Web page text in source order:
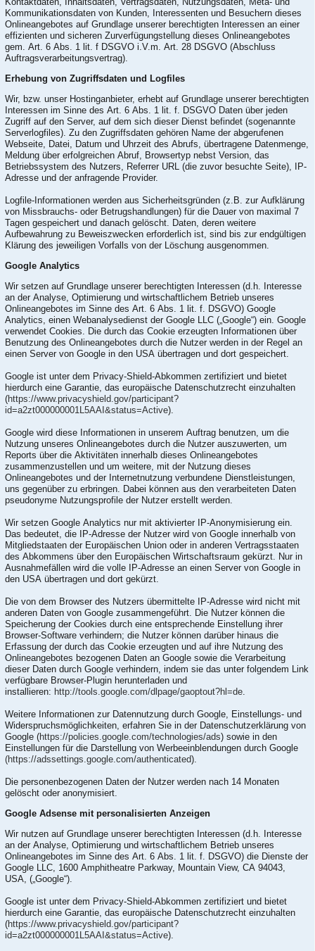
Kommunikationsdaten von Kunden, Interessenten und Besuchern dieses
Onlineangebotes auf Grundlage unserer berechtigten Interessen an einer
effizienten und sicheren Zurverfügungstellung dieses Onlineangebotes
gem. Art. 6 Abs. 1 lit. f DSGVO i.V.m. Art. 28 DSGVO (Abschluss
Auftragsverarbeitungsvertrag).
Erhebung von Zugriffsdaten und Logfiles
Wir, bzw. unser Hostinganbieter, erhebt auf Grundlage unserer berechtigten
Interessen im Sinne des Art. 6 Abs. 1 lit. f. DSGVO Daten über jeden
Zugriff auf den Server, auf dem sich dieser Dienst befindet (sogenannte
Serverlogfiles). Zu den Zugriffsdaten gehören Name der abgerufenen
Webseite, Datei, Datum und Uhrzeit des Abrufs, übertragene Datenmenge,
Meldung über erfolgreichen Abruf, Browsertyp nebst Version, das
Betriebssystem des Nutzers, Referrer URL (die zuvor besuchte Seite), IP-
Adresse und der anfragende Provider.
Logfile-Informationen werden aus Sicherheitsgründen (z.B. zur Aufklärung
von Missbrauchs- oder Betrugshandlungen) für die Dauer von maximal 7
Tagen gespeichert und danach gelöscht. Daten, deren weitere
Aufbewahrung zu Beweiszwecken erforderlich ist, sind bis zur endgültigen
Klärung des jeweiligen Vorfalls von der Löschung ausgenommen.
Google Analytics
Wir setzen auf Grundlage unserer berechtigten Interessen (d.h. Interesse
an der Analyse, Optimierung und wirtschaftlichem Betrieb unseres
Onlineangebotes im Sinne des Art. 6 Abs. 1 lit. f. DSGVO) Google
Analytics, einen Webanalysedienst der Google LLC („Google“) ein. Google
verwendet Cookies. Die durch das Cookie erzeugten Informationen über
Benutzung des Onlineangebotes durch die Nutzer werden in der Regel an
einen Server von Google in den USA übertragen und dort gespeichert.
Google ist unter dem Privacy-Shield-Abkommen zertifiziert und bietet
hierdurch eine Garantie, das europäische Datenschutzrecht einzuhalten
(https://www.privacyshield.gov/participant?
id=a2zt000000001L5AAI&status=Active).
Google wird diese Informationen in unserem Auftrag benutzen, um die
Nutzung unseres Onlineangebotes durch die Nutzer auszuwerten, um
Reports über die Aktivitäten innerhalb dieses Onlineangebotes
zusammenzustellen und um weitere, mit der Nutzung dieses
Onlineangebotes und der Internetnutzung verbundene Dienstleistungen,
uns gegenüber zu erbringen. Dabei können aus den verarbeiteten Daten
pseudonyme Nutzungsprofile der Nutzer erstellt werden.
Wir setzen Google Analytics nur mit aktivierter IP-Anonymisierung ein.
Das bedeutet, die IP-Adresse der Nutzer wird von Google innerhalb von
Mitgliedstaaten der Europäischen Union oder in anderen Vertragsstaaten
des Abkommens über den Europäischen Wirtschaftsraum gekürzt. Nur in
Ausnahmefällen wird die volle IP-Adresse an einen Server von Google in
den USA übertragen und dort gekürzt.
Die von dem Browser des Nutzers übermittelte IP-Adresse wird nicht mit
anderen Daten von Google zusammengeführt. Die Nutzer können die
Speicherung der Cookies durch eine entsprechende Einstellung ihrer
Browser-Software verhindern; die Nutzer können darüber hinaus die
Erfassung der durch das Cookie erzeugten und auf ihre Nutzung des
Onlineangebotes bezogenen Daten an Google sowie die Verarbeitung
dieser Daten durch Google verhindern, indem sie das unter folgendem Link
verfügbare Browser-Plugin herunterladen und
installieren: http://tools.google.com/dlpage/gaoptout?hl=de
Weitere Informationen zur Datennutzung durch Google, Einstellungs- und
Widerspruchsmöglichkeiten, erfahren Sie in der Datenschutzerklärung von
Google (https://policies.google.com/technologies/ads) sowie in den
Einstellungen für die Darstellung von Werbeeinblendungen durch Google
(https://adssettings.google.com/authenticated).
Die personenbezogenen Daten der Nutzer werden nach 14 Monaten
gelöscht oder anonymisiert.
Google Adsense mit personalisierten Anzeigen
Wir nutzen auf Grundlage unserer berechtigten Interessen (d.h. Interesse
an der Analyse, Optimierung und wirtschaftlichem Betrieb unseres
Onlineangebotes im Sinne des Art. 6 Abs. 1 lit. f. DSGVO) die Dienste der
Google LLC, 1600 Amphitheatre Parkway, Mountain View, CA 94043,
USA, („Google“).
Google ist unter dem Privacy-Shield-Abkommen zertifiziert und bietet
hierdurch eine Garantie, das europäische Datenschutzrecht einzuhalten
(https://www.privacyshield.gov/participant?
id=a2zt000000001L5AAI&status=Active).